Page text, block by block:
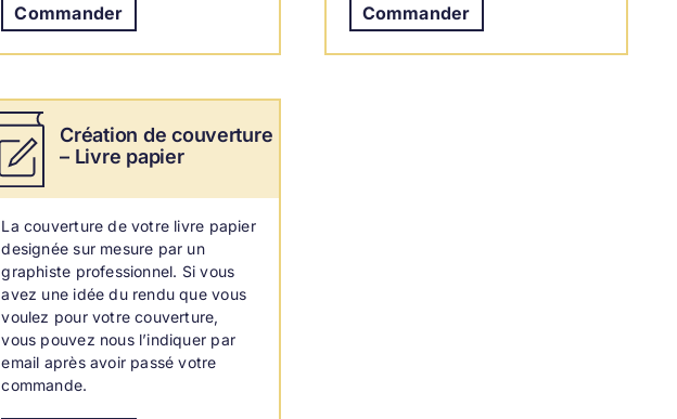
Commander Commander
Création de couverture
– Livre papier
Lacouverture de votre livre papier
designée sur mesure par un
graphiste professionnel. Si vous
avez une idée du rendu que vous
voulez pour votre couverture,
vous pouvez nous l’indiquer par
email après avoir passé votre
commande.